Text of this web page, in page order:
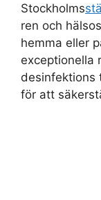
Stockholms
ren och
hemma eller
exceptionella
desinfektions
för att